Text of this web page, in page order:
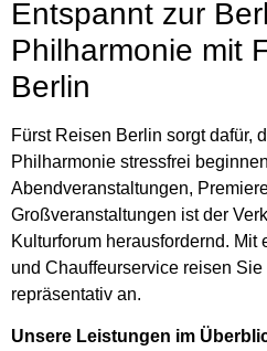
Entspannt zur
Philharmonie mit
Berlin
Fürst Reisen Berlin sorgt dafür,
Philharmonie stressfrei
Abendveranstaltungen,
Großveranstaltungen ist der
Kulturforum herausfordernd.
und Chauffeurservice reisen
repräsentativ an.
Unsere Leistungen im